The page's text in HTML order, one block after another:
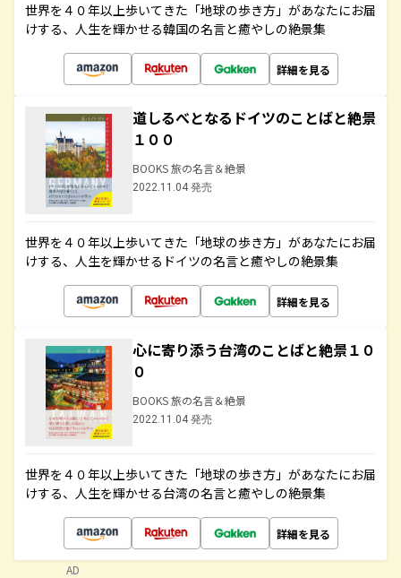
世界を４０年以上歩いてきた「地球の歩き方」があなたにお届
けする、人生を輝かせる韓国の名言と癒やしの絶景集
詳細を見る
道しるべとなるドイツのことばと絶景
１００
BOOKS 旅の名言＆絶景
2022.11.04 発売
世界を４０年以上歩いてきた「地球の歩き方」があなたにお届
けする、人生を輝かせるドイツの名言と癒やしの絶景集
詳細を見る
心に寄り添う台湾のことばと絶景１０
０
BOOKS 旅の名言＆絶景
2022.11.04 発売
世界を４０年以上歩いてきた「地球の歩き方」があなたにお届
けする、人生を輝かせる台湾の名言と癒やしの絶景集
詳細を見る
AD